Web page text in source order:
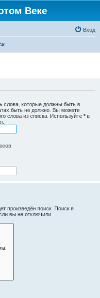
Веке
Вход
слова, которые должны быть в
быть не должно. Вы можете
слова из списка. Используйте * в
произведён поиск. Поиск в
вы не отключили